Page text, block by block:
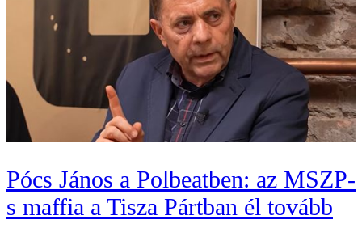
Pócs János a Polbeatben: az MSZP-
s maffia a Tisza Pártban él tovább